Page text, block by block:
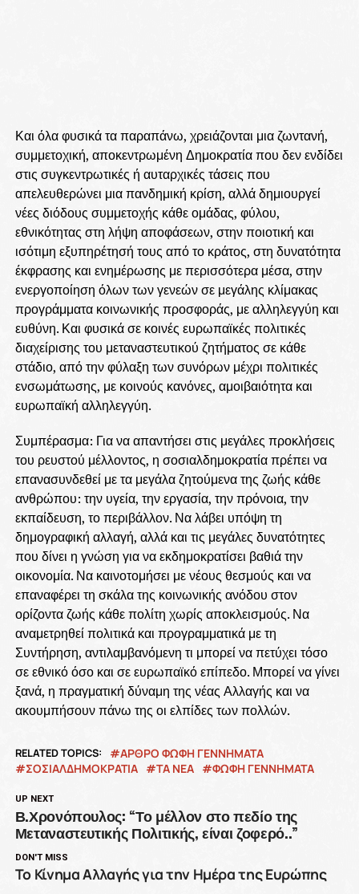
Και όλα φυσικά τα παραπάνω, χρειάζονται μια ζωντανή,
συμμετοχική, αποκεντρωμένη Δημοκρατία που δεν ενδίδει
στις συγκεντρωτικές ή αυταρχικές τάσεις που
απελευθερώνει μια πανδημική κρίση, αλλά δημιουργεί
νέες διόδους συμμετοχής κάθε ομάδας, φύλου,
εθνικότητας στη λήψη αποφάσεων, στην ποιοτική και
ισότιμη εξυπηρέτησή τους από το κράτος, στη δυνατότητα
έκφρασης και ενημέρωσης με περισσότερα μέσα, στην
ενεργοποίηση όλων των γενεών σε μεγάλης κλίμακας
προγράμματα κοινωνικής προσφοράς, με αλληλεγγύη και
ευθύνη. Και φυσικά σε κοινές ευρωπαϊκές πολιτικές
διαχείρισης του μεταναστευτικού ζητήματος σε κάθε
στάδιο, από την φύλαξη των συνόρων μέχρι πολιτικές
ενσωμάτωσης, με κοινούς κανόνες, αμοιβαιότητα και
ευρωπαϊκή αλληλεγγύη.
Συμπέρασμα: Για να απαντήσει στις μεγάλες προκλήσεις
του ρευστού μέλλοντος, η σοσιαλδημοκρατία πρέπει να
επανασυνδεθεί με τα μεγάλα ζητούμενα της ζωής κάθε
ανθρώπου: την υγεία, την εργασία, την πρόνοια, την
εκπαίδευση, το περιβάλλον. Να λάβει υπόψη τη
δημογραφική αλλαγή, αλλά και τις μεγάλες δυνατότητες
που δίνει η γνώση για να εκδημοκρατίσει βαθιά την
οικονομία. Να καινοτομήσει με νέους θεσμούς και να
επαναφέρει τη σκάλα της κοινωνικής ανόδου στον
ορίζοντα ζωής κάθε πολίτη χωρίς αποκλεισμούς. Να
αναμετρηθεί πολιτικά και προγραμματικά με τη
Συντήρηση, αντιλαμβανόμενη τι μπορεί να πετύχει τόσο
σε εθνικό όσο και σε ευρωπαϊκό επίπεδο. Μπορεί να γίνει
ξανά, η πραγματική δύναμη της νέας Αλλαγής και να
ακουμπήσουν πάνω της οι ελπίδες των πολλών.
RELATED TOPICS:
ΑΡΘΡΟ ΦΩΦΗ ΓΕΝΝΗΜΑΤΑ
ΣΟΣΙΑΛΔΗΜΟΚΡΑΤΙΑ
ΤΑ ΝΕΑ ΦΩΦΗ ΓΕΝΝΗΜΑΤΑ
UP NEXT
Β.Χρονόπουλος: “Το μέλλον στο πεδίο της
Μεταναστευτικής Πολιτικής, είναι ζοφερό..”
DON'T MISS
Το Κίνημα Αλλαγής για την Ημέρα της Ευρώπης